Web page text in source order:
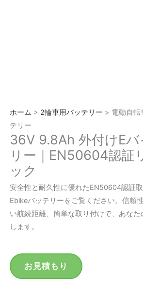
ホーム > 2輪車用バッテリー > 電動自転
テリー
36V 9.8Ah 外付けE
リー｜EN50604認証
ック
安全性と耐久性に優れたEN50604認証
Ebikeバッテリーをご覧ください。信頼
い航続距離、簡単な取り付けで、あなた
します。
お見積もり